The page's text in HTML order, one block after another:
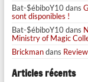
Bat-$ébiboY10dans
sont disponibles !
Bat-$ébiboY10dans
Ministry of Magic
Brickmandans
Articles récents